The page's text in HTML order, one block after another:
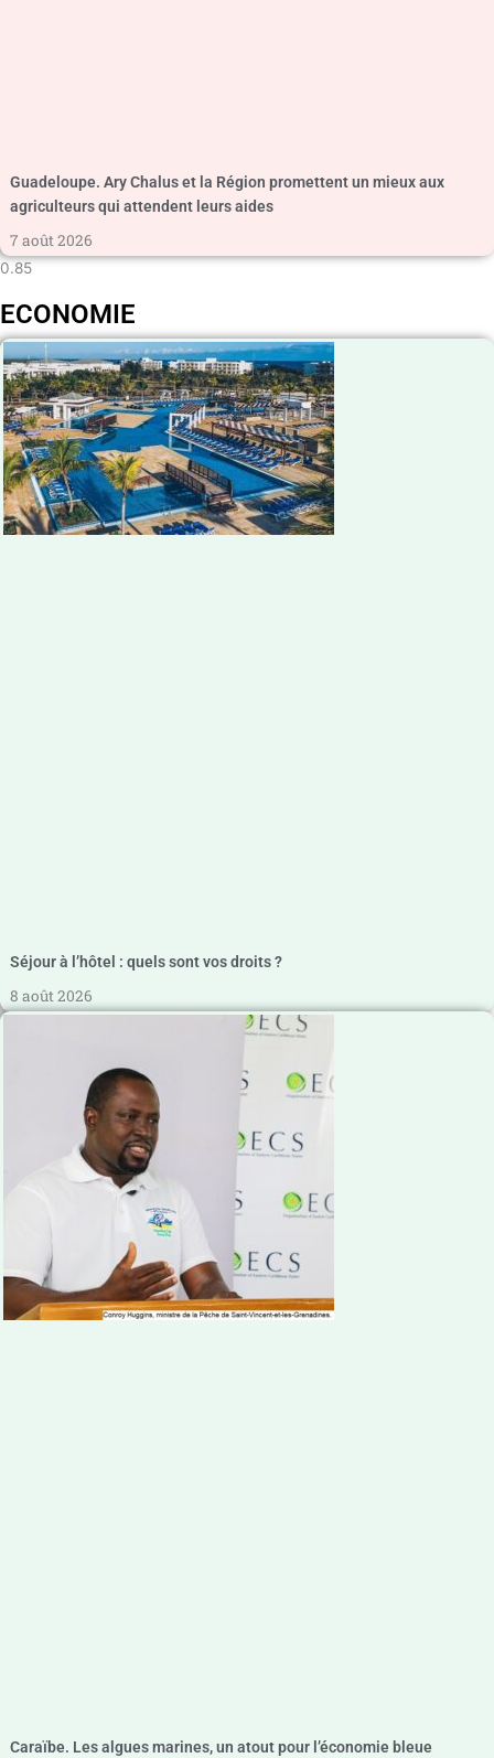
Guadeloupe. Ary Chalus et la Région promettent un mieux aux
agriculteurs qui attendent leurs aides
7 août 2026
ECONOMIE
Séjour à l’hôtel : quels sont vos droits ?
8 août 2026
Caraïbe. Les algues marines, un atout pour l’économie bleue